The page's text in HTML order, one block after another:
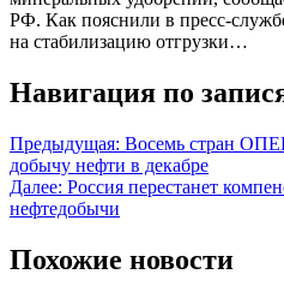
РФ. Как пояснили в пресс-
на стабилизацию отгрузки…
Навигация по
Предыдущая: Восемь стран
добычу нефти в декабре
Далее: Россия перестанет
нефтедобычи
Похожие новости